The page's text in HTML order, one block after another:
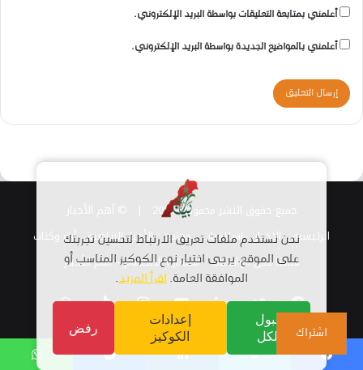
أعلمني بمتابعة التعليقات بواسطة البريد الإلكتروني.
أعلمني بالمواضيع الجديدة بواسطة البريد الإلكتروني.
جميع حقوق النشر محفوظة 2026 |
الرئيسية
الاخبار اسلاميات مجتمع الأخبار الرياضية أراء وكتاب
قناتنا على الواتساب استمارة الانضمام – أهم الأخبار
فيسبوكتويتر لينكدإنيوتيوبانستقرامTikTokواتساب
نحن نستخدم ملفات تعريف الارتباط لتحسين تجربتك
على الموقع. يرجى اختيار نوع الكوكيز المناسب أو
الموافقة العامة.اقرأ المزيد.
قبول
الكل
إعدادات
الكوكيز
رفض اشتراك